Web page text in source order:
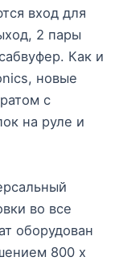
вход для
2 пары
Как и
новые
с
на руле и
во все
оборудован
800 x